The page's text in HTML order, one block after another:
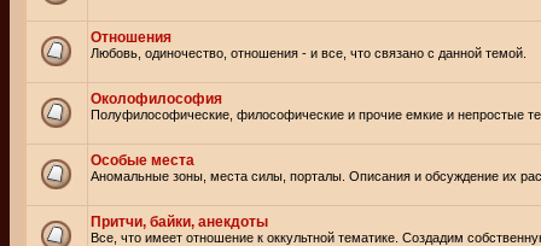
Отношения
Любовь, одиночество, отношения - и все, что связано с данной темой.
Околофилософия
Полуфилософические, философические и прочие емкие и непростые
Особые места
Аномальные зоны, места силы, порталы. Описания и обсуждение их
Притчи, байки, анекдоты
Все, что имеет отношение к оккультной тематике. Создадим